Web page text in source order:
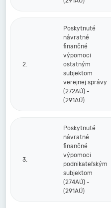
2.
Poskytnuté
návratné
finančné
výpomoci
ostatným
subjektom
verejnej správy
(272AÚ) -
(291AÚ)
3.
Poskytnuté
návratné
finančné
výpomoci
podnikateľským
subjektom
(274AÚ) -
(291AÚ)